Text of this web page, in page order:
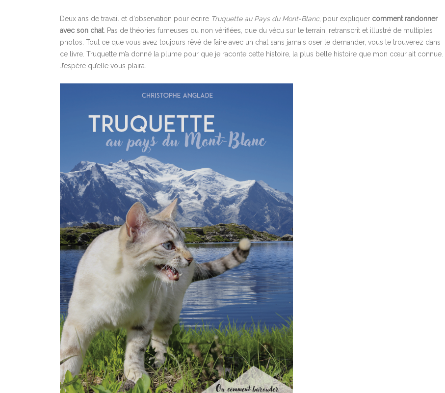
Deux ans de travail et d’observation pour écrire Truquette au Pays du Mont-Blanc, pour expliquer comment randonner
avec son chat. Pas de théories fumeuses ou non vérifiées, que du vécu sur le terrain, retranscrit et illustré de multiples
photos. Tout ce que vous avez toujours rêvé de faire avec un chat sans jamais oser le demander, vous le trouverez dans
ce livre. Truquette m’a donné la plume pour que je raconte cette histoire, la plus belle histoire que mon cœur ait connue.
J’espère qu’elle vous plaira.